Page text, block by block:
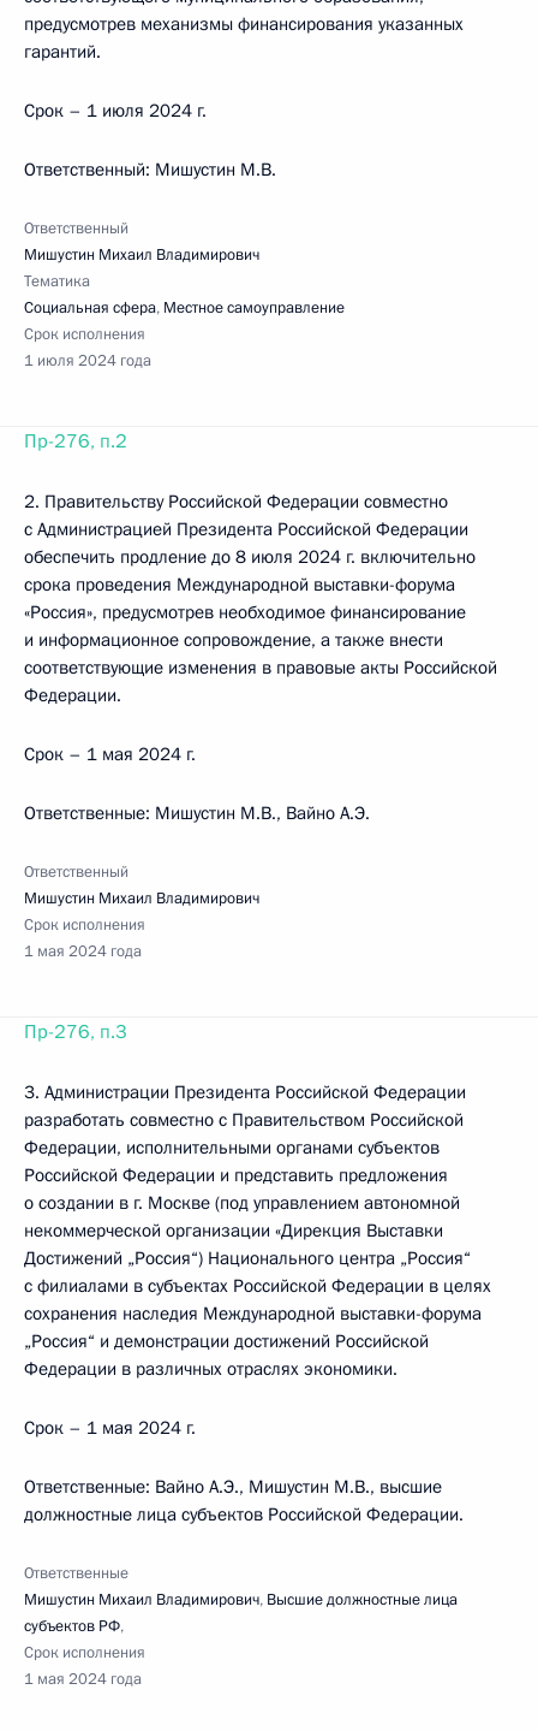
предусмотрев механизмы финансирования указанных
гарантий.
Срок – 1 июля 2024 г.
Ответственный: Мишустин М.В.
Ответственный
Мишустин Михаил Владимирович
Тематика
Социальная сфера, Местное самоуправление
Срок исполнения
1 июля 2024 года
Пр-276, п.2
2. Правительству Российской Федерации совместно
с Администрацией Президента Российской Федерации
обеспечить продление до 8 июля 2024 г. включительно
срока проведения Международной выставки-форума
«Россия», предусмотрев необходимое финансирование
и информационное сопровождение, а также внести
соответствующие изменения в правовые акты Российской
Федерации.
Срок – 1 мая 2024 г.
Ответственные: Мишустин М.В., Вайно А.Э.
Ответственный
Мишустин Михаил Владимирович
Срок исполнения
1 мая 2024 года
Пр-276, п.3
3. Администрации Президента Российской Федерации
разработать совместно с Правительством Российской
Федерации, исполнительными органами субъектов
Российской Федерации и представить предложения
о создании в г. Москве (под управлением автономной
некоммерческой организации «Дирекция Выставки
Достижений „Россия“) Национального центра „Россия“
с филиалами в субъектах Российской Федерации в целях
сохранения наследия Международной выставки-форума
„Россия“ и демонстрации достижений Российской
Федерации в различных отраслях экономики.
Срок – 1 мая 2024 г.
Ответственные: Вайно А.Э., Мишустин М.В., высшие
должностные лица субъектов Российской Федерации.
Ответственные
Мишустин Михаил Владимирович, Высшие должностные лица
субъектов РФ,
Срок исполнения
1 мая 2024 года